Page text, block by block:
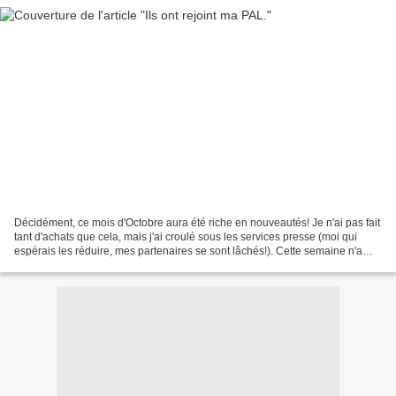
Décidément, ce mois d'Octobre aura été riche en nouveautés! Je n'ai pas fait
tant d'achats que cela, mais j'ai croulé sous les services presse (moi qui
espérais les réduire, mes partenaires se sont lâchés!). Cette semaine n'a